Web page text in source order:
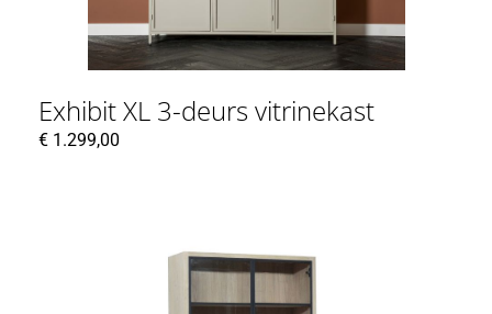
Exhibit XL 3-deurs vitrinekast
€ 1.299,00